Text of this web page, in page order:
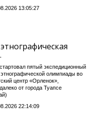
13:05:27
пятый экспедиционный
олимпиады во
центр «Орленок»,
от города Туапсе
22:14:09